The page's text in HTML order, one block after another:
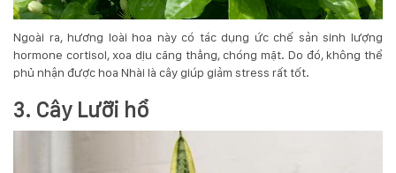
Ngoài ra, hương loài hoa này có tác dụng ức chế sản sinh lượng
hormone cortisol, xoa dịu căng thẳng, chóng mặt. Do đó, không thể
phủ nhận được hoa Nhài là cây giúp giảm stress rất tốt.
3. Cây Lưỡi hổ